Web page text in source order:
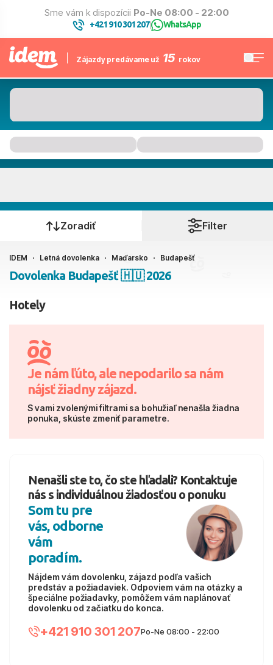
Sme vám k dispozícii Po-Ne 08:00 - 22:00
+421 910 301 207| WhatsApp
Zájazdy predávame už 15 rokov
Kedy cestujete?
Ako cestujete?
2 dospelí, 0 deti
Zoradiť Filter
IDEM Letná dovolenka Maďarsko Budapešť
Dovolenka Budapešť 🇭🇺 2026
Hotely
Je nám ľúto, ale nepodarilo sa nám
nájsť žiadny zájazd.
S vami zvolenými filtrami sa bohužiaľ nenašla žiadna
ponuka, skúste zmeniť parametre.
Nenašli ste to, čo ste hľadali? Kontaktuje
nás s individuálnou žiadosťou o ponuku
Som tu pre
vás, odborne
vám
poradím.
Nájdem vám dovolenku, zájazd podľa vašich
predstáv a požiadaviek. Odpoviem vám na otázky a
špeciálne požiadavky, pomôžem vám naplánovať
dovolenku od začiatku do konca.
+421 910 301 207Po-Ne 08:00 - 22:00